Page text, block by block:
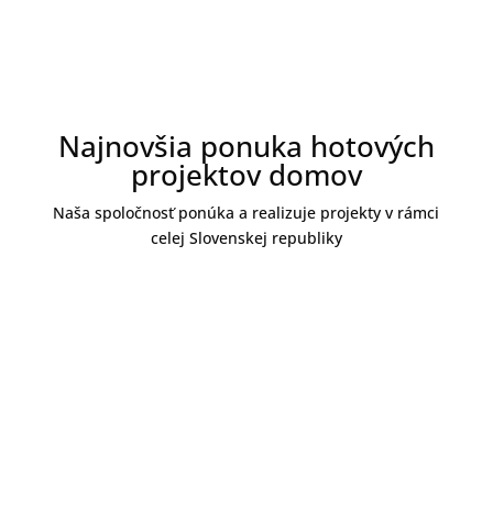
Najnovšia ponuka hotových
projektov domov
Naša spoločnosť ponúka a realizuje projekty v rámci
celej Slovenskej republiky